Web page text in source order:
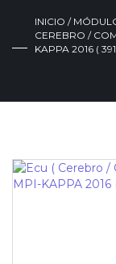
INICIO /
CEREBRO /
KAPPA 2016 (
¡OFERTA!